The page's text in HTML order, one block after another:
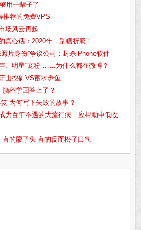
用一辈子了
推荐的免费VPS
场风云再起
真心话：2020年，别瞎折腾！
片身份”争议公司：封杀iPhone软件
、明星“宠粉”……为什么都在微博？
山挖矿VS蓄水养鱼
科学回答上了？
”为何写下失败的故事？
为百年不遇的大流行病，应帮助中低收
有的蒙了头 有的反而松了口气